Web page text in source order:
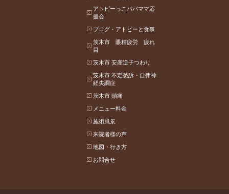
アトピーっこパパママ応
援会
ブログ・アトピーと食事
茨木市 眼精疲労 疲れ
目
茨木市 安産逆子つわり
茨木市 不定愁訴・自律神
経失調症
茨木市 頭痛
メニュー料金
施術風景
来院者様の声
地図・行き方
お問合せ